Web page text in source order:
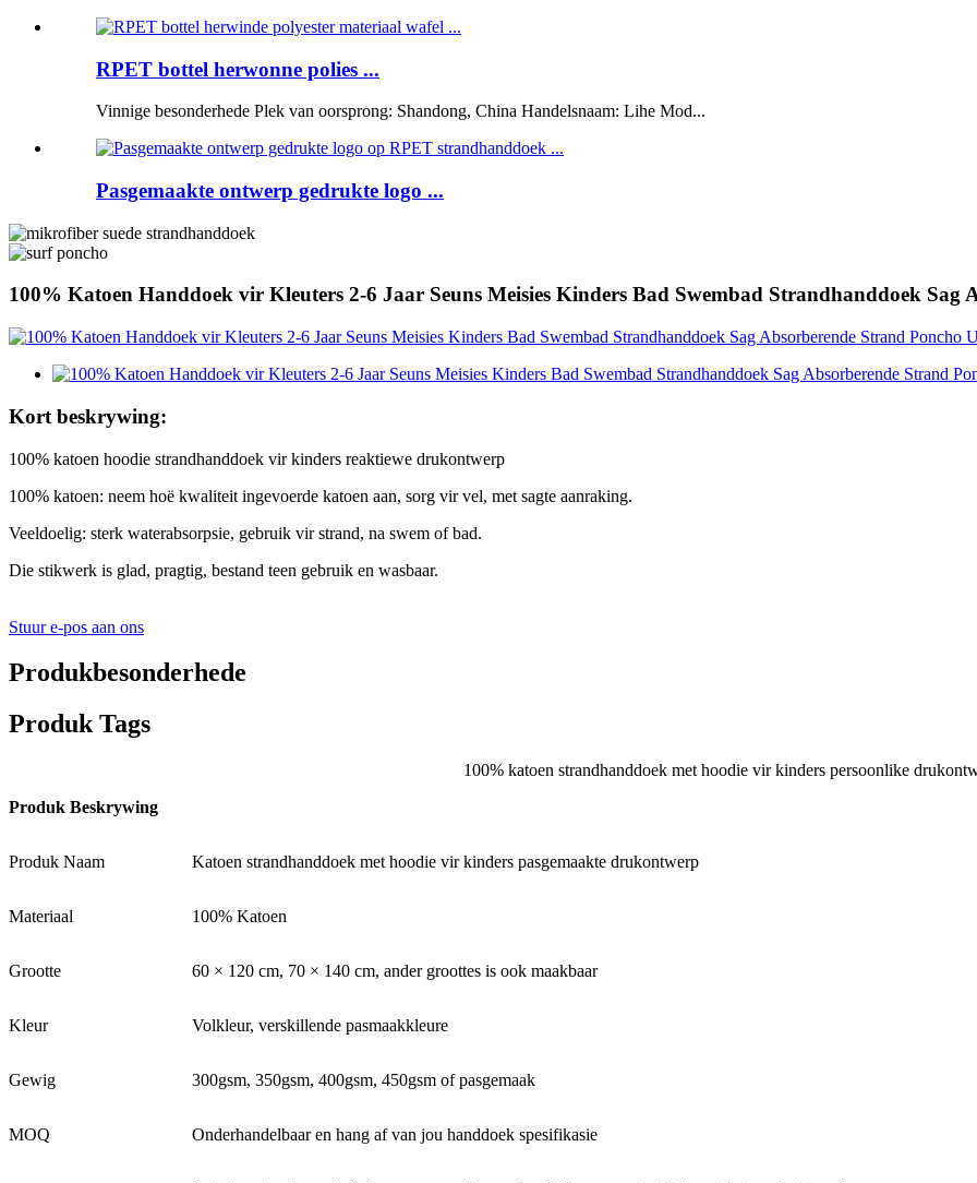
RPET bottel herwonne polies ...
Vinnige besonderhede Plek van oorsprong: Shandong, China Handelsnaam: Lihe Mod...
Pasgemaakte ontwerp gedrukte logo ...
100% Katoen Handdoek vir Kleuters 2-6 Jaar Seuns Meisies Kinders Bad Swembad Strandhanddoek Sag
Kort beskrywing:
100% katoen hoodie strandhanddoek vir kinders reaktiewe drukontwerp
100% katoen: neem hoë kwaliteit ingevoerde katoen aan, sorg vir vel, met sagte aanraking.
Veeldoelig: sterk waterabsorpsie, gebruik vir strand, na swem of bad.
Die stikwerk is glad, pragtig, bestand teen gebruik en wasbaar.
Stuur e-pos aan ons
Produkbesonderhede
Produk Tags
100% katoen strandhanddoek met hoodie vir kinders persoonlike
Produk Beskrywing
Produk Naam Katoen strandhanddoek met hoodie vir kinders pasgemaakte drukontwerp
Materiaal 100% Katoen
Grootte 60 × 120 cm, 70 × 140 cm, ander groottes is ook maakbaar
Kleur Volkleur, verskillende pasmaakkleure
Gewig 300gsm, 350gsm, 400gsm, 450gsm of pasgemaak
MOQ Onderhandelbaar en hang af van jou handdoek spesifikasie